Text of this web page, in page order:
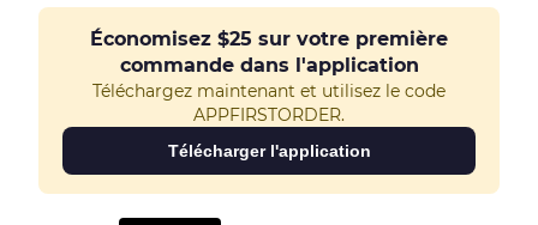
Économisez $25 sur votre première
commande dans l'application
Téléchargez maintenant et utilisez le code
APPFIRSTORDER.
Télécharger l'application